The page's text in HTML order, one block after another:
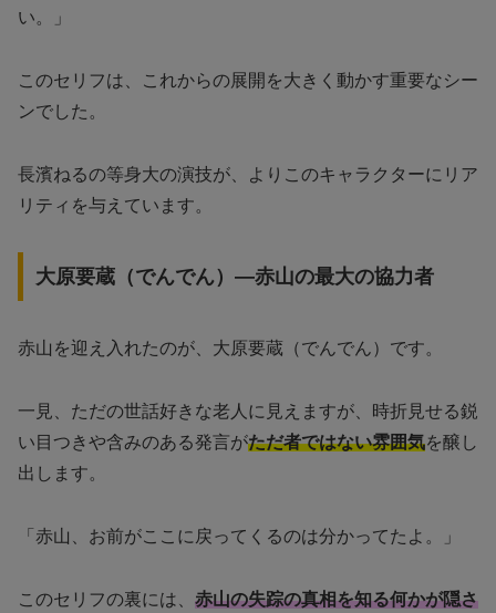
い。」
このセリフは、これからの展開を大きく動かす重要なシー
ンでした。
長濱ねるの等身大の演技が、よりこのキャラクターにリア
リティを与えています。
大原要蔵（でんでん）—赤山の最大の協力者
赤山を迎え入れたのが、大原要蔵（でんでん）です。
一見、ただの世話好きな老人に見えますが、時折見せる鋭
い目つきや含みのある発言がただ者ではない雰囲気を醸し
出します。
「赤山、お前がここに戻ってくるのは分かってたよ。」
このセリフの裏には、 赤山の失踪の真相を知る何かが隠さ